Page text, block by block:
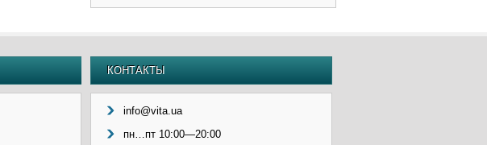
КОНТАКТЫ
info@vita.ua
пн…пт 10:00—20:00